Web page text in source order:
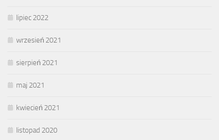
lipiec 2022
wrzesień 2021
sierpień 2021
maj 2021
kwiecień 2021
listopad 2020